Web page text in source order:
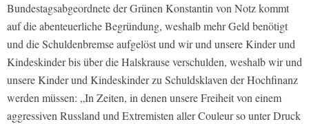
Bundestagsabgeordnete der Grünen Konstantin von Notz kommt
auf die abenteuerliche Begründung, weshalb mehr Geld benötigt
und die Schuldenbremse aufgelöst und wir und unsere Kinder und
Kindeskinder bis über die Halskrause verschulden, weshalb wir und
unsere Kinder und Kindeskinder zu Schuldsklaven der Hochfinanz
werden müssen: „In Zeiten, in denen unsere Freiheit von einem
aggressiven Russland und Extremisten aller Couleur so unter Druck